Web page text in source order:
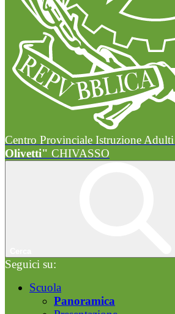
Centro Provinciale Istruzione Adulti
Olivetti" CHIVASSO
Seguici su:
Scuola
Panoramica